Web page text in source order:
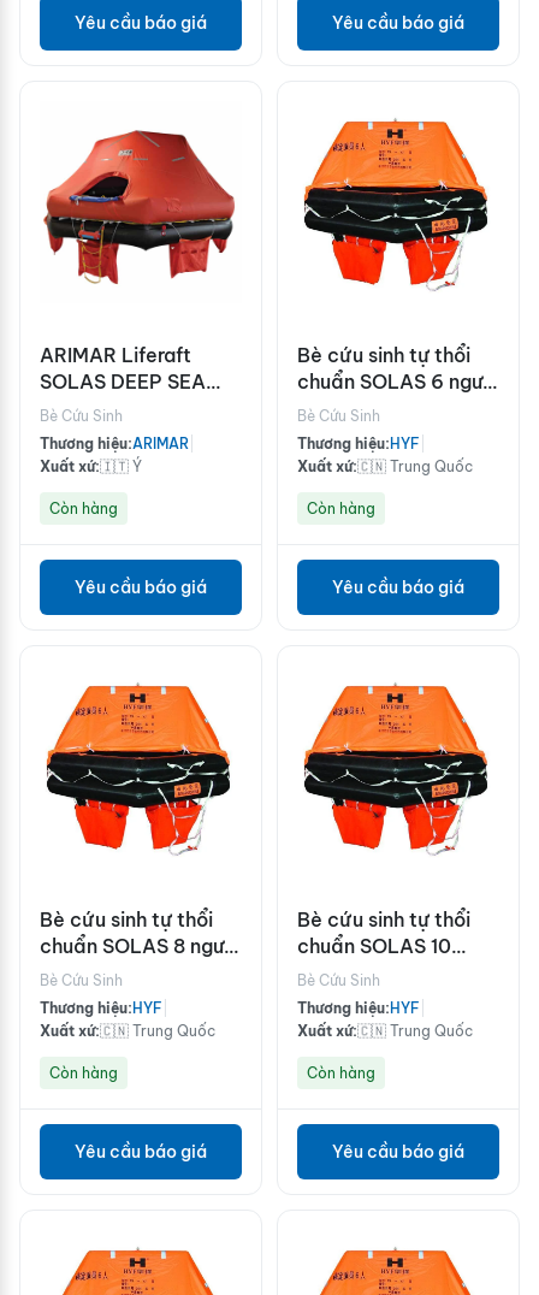
Yêu cầu báo giá Yêu cầu báo giá
ARIMAR Liferaft
SOLAS DEEP SEA
II,Throw
Overboard,25
prs,canister (A)
Bè Cứu Sinh
Thương hiệu:ARIMAR
Xuất xứ:🇮🇹 Ý
Còn hàng
Yêu cầu báo giá
Bè cứu sinh tự thổi
chuẩn SOLAS 6 người
HYF-A6
Bè Cứu Sinh
Thương hiệu: HYF
Xuất xứ:🇨🇳 Trung Quốc
Còn hàng
Yêu cầu báo giá
Bè cứu sinh tự thổi
chuẩn SOLAS 8 người
HYF-A8
Bè Cứu Sinh
Thương hiệu: HYF
Xuất xứ:🇨🇳 Trung Quốc
Còn hàng
Yêu cầu báo giá
Bè cứu sinh tự thổi
chuẩn SOLAS 10
người HYF-A10
Bè Cứu Sinh
Thương hiệu: HYF
Xuất xứ:🇨🇳 Trung Quốc
Còn hàng
Yêu cầu báo giá